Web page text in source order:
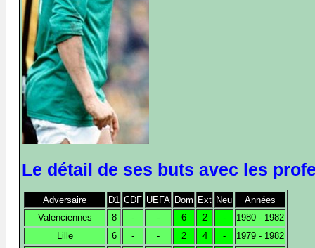
Le détail de ses buts avec les
Adversaire D1 CDF UEFA Dom Ext Neu
Années
Valenciennes
8 - - 6 2 -
1980 - 1982
Lille
6 - - 2 4 -
1979 - 1982